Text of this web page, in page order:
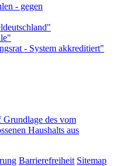
des vom
Haushalts aus
Barrierefreiheit Sitemap